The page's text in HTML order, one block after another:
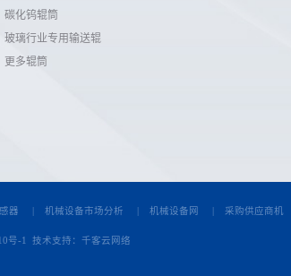
碳化钨辊筒
玻璃行业专用输送辊
更多辊筒
器 |机械设备市场分析 |机械设备网 |采购供应商机
号-1 技术支持：千客云网络